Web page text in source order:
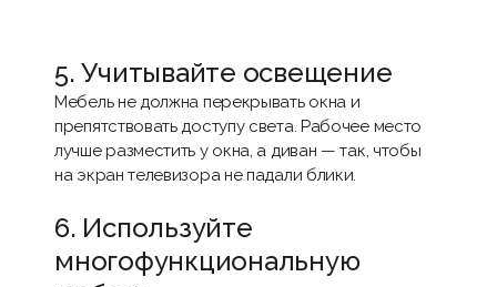
5. Учитывайте освещение
Мебель не должна перекрывать окна и
препятствовать доступу света. Рабочее место
лучше разместить у окна, а диван — так, чтобы
на экран телевизора не падали блики.
6. Используйте
многофункциональную